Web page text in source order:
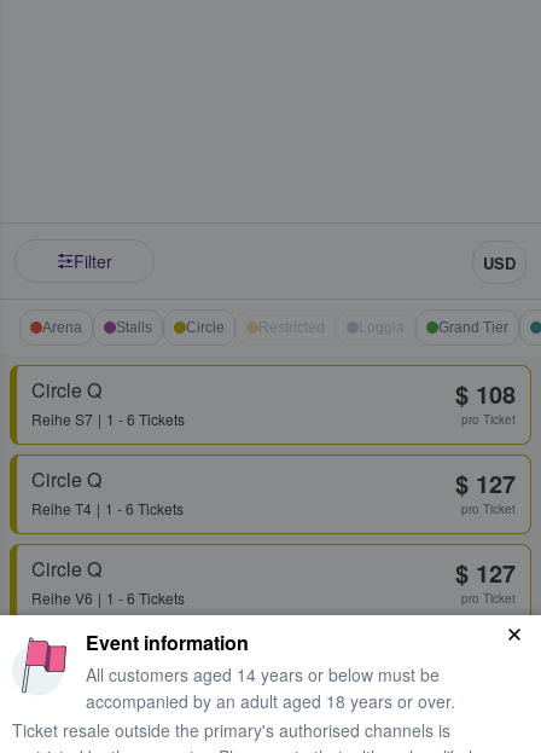
Filter USD
Arena Stalls Circle Restricted Loggia Grand Tier
Circle Q
Reihe S7 1 - 6 Tickets
$ 108
pro Ticket
Circle Q
Reihe T4 1 - 6 Tickets
$ 127
pro Ticket
Circle Q
Reihe V6 1 - 6 Tickets
$ 127
pro Ticket
Circle Q
X4 1 - 6 Tickets
Event information
All customers aged 14 years or below must be
accompanied by an adult aged 18 years or over.
Ticket resale outside the primary's authorised channels is